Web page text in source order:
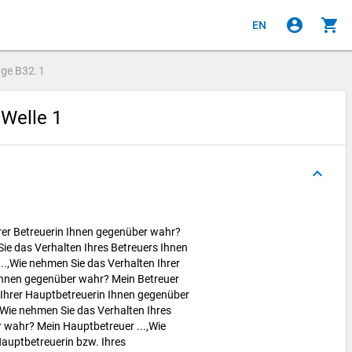
EN account_circle shopping_cart
B32.1
1
keyboard_arrow_up
Betreuerin Ihnen gegenüber wahr?
das Verhalten Ihres Betreuers Ihnen
nehmen Sie das Verhalten Ihrer
gegenüber wahr? Mein Betreuer
Hauptbetreuerin Ihnen gegenüber
nehmen Sie das Verhalten Ihres
Mein Hauptbetreuer ...,Wie
bzw. Ihres